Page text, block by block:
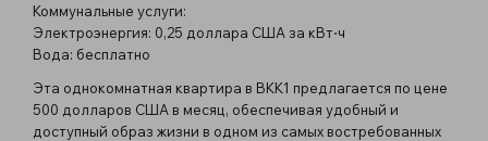
Коммунальные услуги:
Электроэнергия: 0,25 доллара США за кВт⋅ч
Вода: бесплатно
Эта однокомнатная квартира в BKK1 предлагается по цене
500 долларов США в месяц, обеспечивая удобный и
доступный образ жизни в одном из самых востребованных